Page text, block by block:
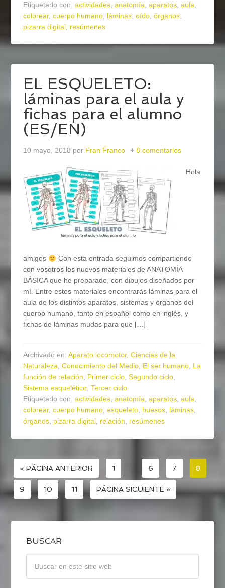
Etiquetado con:actividades,anatomía,aparatos,aula,
colorear,cuerpo humano, láminas,oído,órganos,
pizarra digital, resúmenes
EL ESQUELETO:
láminas para el aula y
fichas para el alumno
(ES/EN)
10 mayo, 2018 por Fran Franco 8 comentarios
Hola
amigos
Con esta entrada seguimos compartiendo
con vosotros los nuevos materiales de ANATOMÍA
BÁSICA que he preparado, con dibujos diseñados por
mí. Entre estos materiales encontrarás láminas para el
aula de los distintos aparatos, sistemas y órganos del
cuerpo humano, tanto en español como en inglés, y
fichas de láminas mudas para que […]
Archivado en:Aparato locomotor,Ciencias de la
Naturaleza,Conocimiento del Medio, El ser humano, La
función de relación, Primer ciclo,Segundo ciclo,
Sistema esquelético,Tercer ciclo
Etiquetado con:actividades,anatomía,aparatos,aula,
colorear,cuerpo humano,esqueleto, huesos, láminas,
órganos, pizarra digital, relación, resúmenes
« PÁGINA ANTERIOR 1 6 7 8
9 10 11 PÁGINA SIGUIENTE »
BUSCAR